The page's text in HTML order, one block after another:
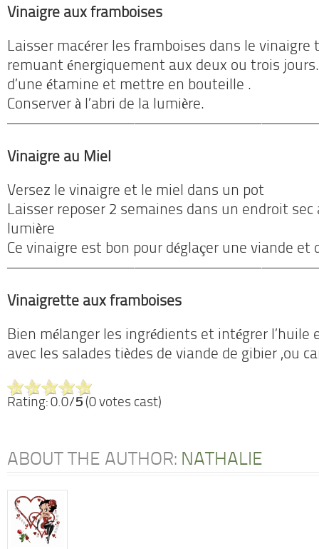
Vinaigre aux framboises
Laisser macérer les framboises dans le vinaigre
remuant énergiquement aux deux ou trois
d’une étamine et mettre en bouteille .
Conserver à l’abri de la lumière.
————————–————————–
Vinaigre au Miel
Versez le vinaigre et le miel dans un pot
Laisser reposer 2 semaines dans un endroit sec
lumière
Ce vinaigre est bon pour déglaçer une viande et
————————–————————–
Vinaigrette aux framboises
Bien mélanger les ingrédients et intégrer l’huile
avec les salades tièdes de viande de gibier ,ou
Rating: 0.0/5 (0 votes cast)
ABOUT THE AUTHOR: NATHALIE